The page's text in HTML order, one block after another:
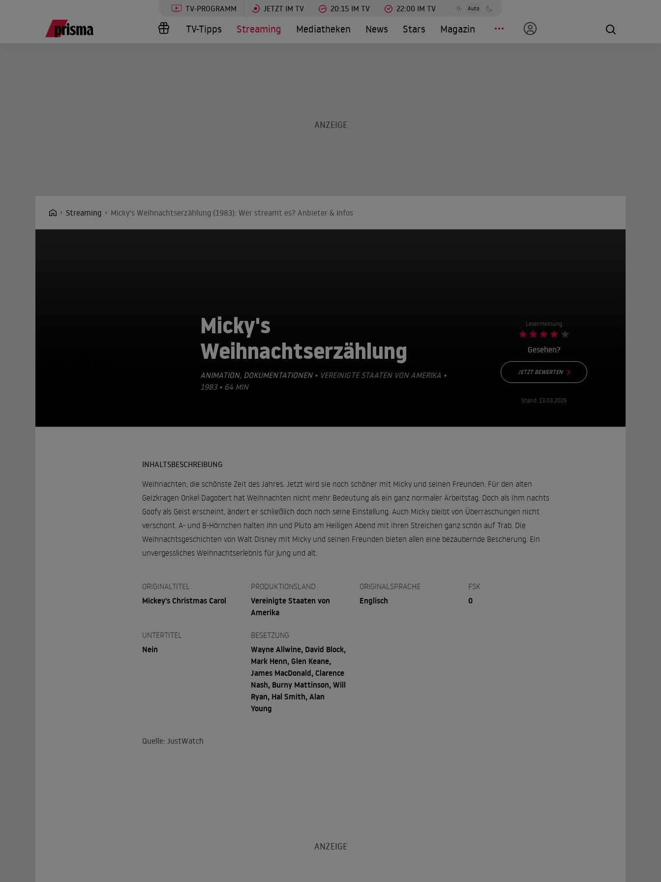
TV-PROGRAMM JETZT IM TV 20:15 IM TV 22:00 IM TV Auto
TV-Tipps Streaming Mediatheken News Stars Magazin
Streaming Micky's Weihnachtserzählung (1983): Wer streamt es? Anbieter & Infos
Micky's
Weihnachtserzählung
ANIMATION, DOKUMENTATIONEN• VEREINIGTE STAATEN VON AMERIKA •
1983 • 64 MIN
Lesermeinung
Gesehen?
JETZT BEWERTEN
Stand: 13.03.2026
INHALTSBESCHREIBUNG
Weihnachten, die schönste Zeit des Jahres. Jetzt wird sie noch schöner mit Micky und seinen Freunden. Für den alten
Geizkragen Onkel Dagobert hat Weihnachten nicht mehr Bedeutung als ein ganz normaler Arbeitstag. Doch als ihm nachts
Goofy als Geist erscheint, ändert er schließlich doch noch seine Einstellung. Auch Micky bleibt von Überraschungen nicht
verschont. A- und B-Hörnchen halten ihn und Pluto am Heiligen Abend mit ihren Streichen ganz schön auf Trab. Die
Weihnachtsgeschichten von Walt Disney mit Micky und seinen Freunden bieten allen eine bezaubernde Bescherung. Ein
unvergessliches Weihnachtserlebnis für jung und alt.
ORIGINALTITEL
Mickey's Christmas Carol
PRODUKTIONSLAND
Vereinigte Staaten von
Amerika
ORIGINALSPRACHE
Englisch
FSK
0
UNTERTITEL
Nein
BESETZUNG
Wayne Allwine, David Block,
Mark Henn, Glen Keane,
James MacDonald, Clarence
Nash, Burny Mattinson, Will
Ryan, Hal Smith, Alan
Young
Quelle: JustWatch